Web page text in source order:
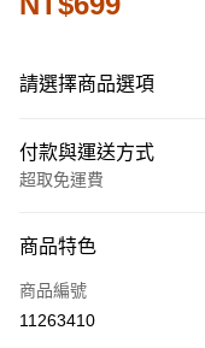
請選擇商品選項
付款與運送方式
超取免運費
信用卡一次付款
LINE Pay
商品特色
商品編號
11263410